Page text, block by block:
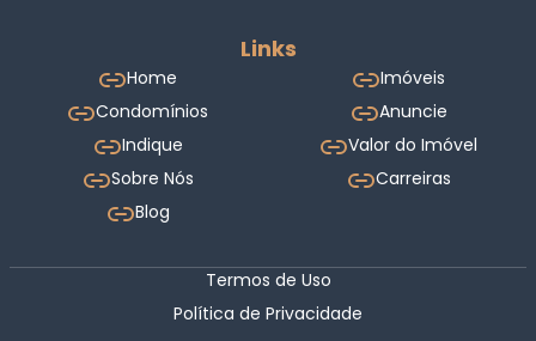
Links
Home
Imóveis
Condomínios
Anuncie
Indique
Valor do Imóvel
Sobre Nós
Carreiras
Blog
Termos de Uso
Política de Privacidade